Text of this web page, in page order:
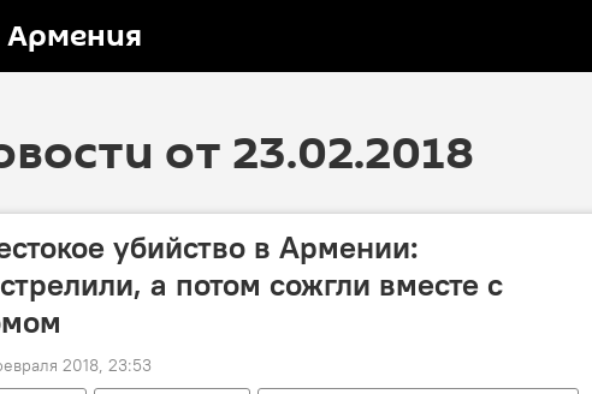
Армения
от 23.02.2018
убийство в Армении:
а потом сожгли вместе с
2018, 23:53